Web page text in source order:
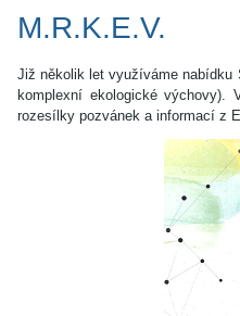
M.R.K.E.V.
Již několik let využíváme nabídku
komplexní ekologické výchovy).
rozesílky pozvánek a informací z